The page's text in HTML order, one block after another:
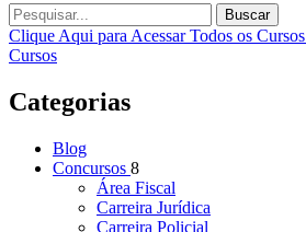
Buscar
Clique Aqui para Acessar Todos os Cursos
Cursos
Categorias
Blog
Concursos 8
Área Fiscal
Carreira Jurídica
Carreira Policial